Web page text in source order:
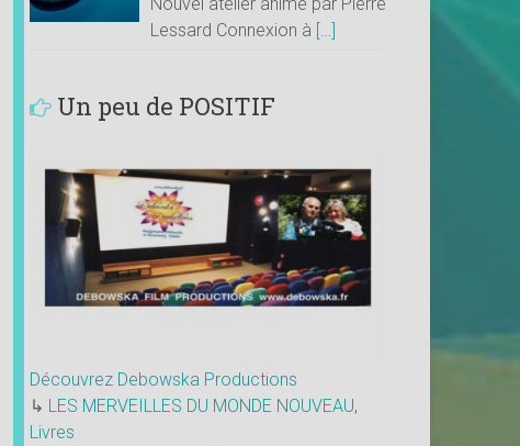
Lessard Connexion à […]
Un peu de POSITIF
Découvrez Debowska Productions
↳ LES MERVEILLES DU MONDE NOUVEAU,
Livres